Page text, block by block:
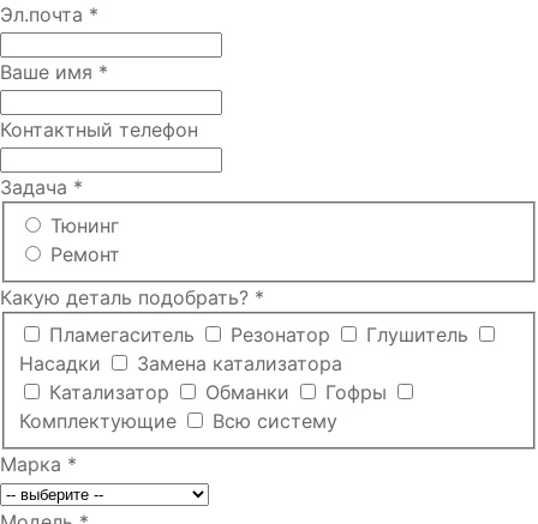
Эл.почта *
Ваше имя *
Контактный телефон
Задача *
Тюнинг
Ремонт
Какую деталь подобрать? *
Пламегаситель
Резонатор
Глушитель
Насадки
Замена катализатора
Катализатор
Обманки
Гофры
Комплектующие
Всю систему
Марка *